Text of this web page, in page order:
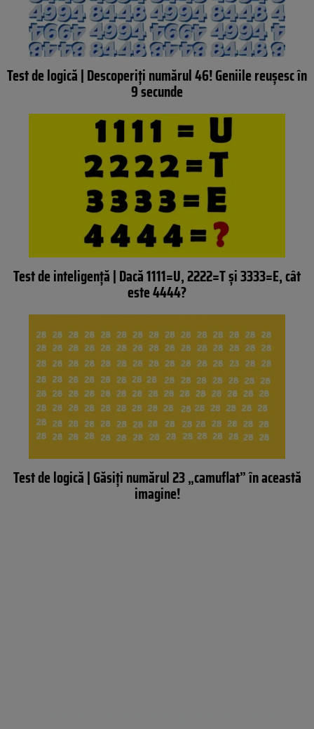
Test de logică | Descoperiți numărul 46! Geniile reușesc în
9 secunde
Test de inteligență | Dacă 1111=U, 2222=T și 3333=E, cât
este 4444?
Test de logică | Găsiți numărul 23 „camuflat” în această
imagine!